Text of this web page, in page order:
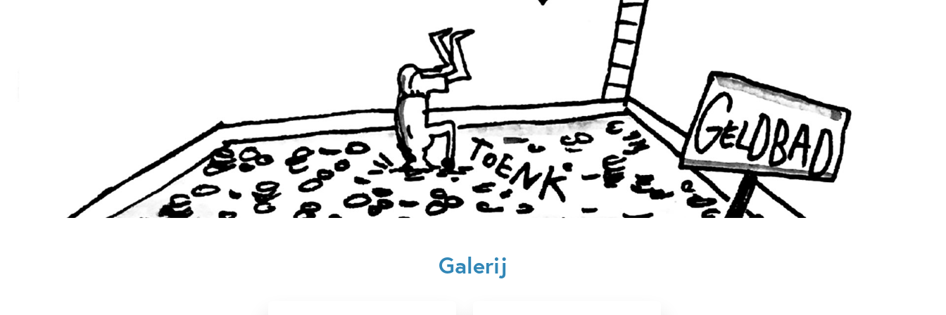
Hilarisch en avontuurlijk!' - Boekhandel Stevens
11-09-2019
Actie & avontuur
Detective & thrillers
Familie & gezin
Humor Spanning
Vriendschap
Ilona de Lange
Micky Dirkzwager
Galerij